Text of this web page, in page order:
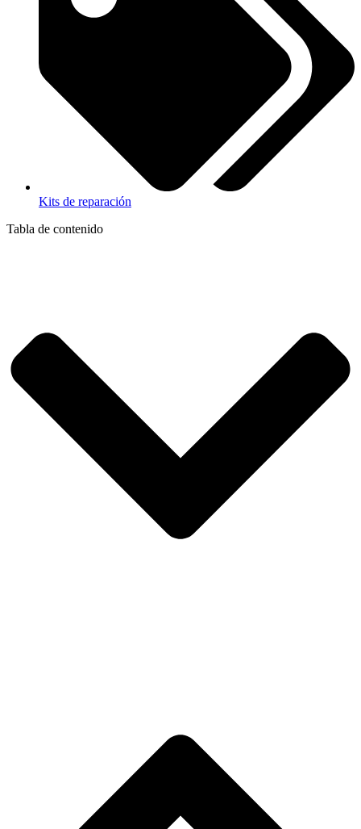
Kits de reparación
Tabla de contenido